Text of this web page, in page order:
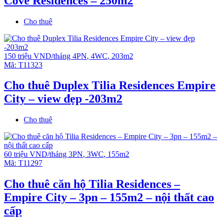
Cho thuê
150 triệu VND/tháng 4PN, 4WC, 203m2
Mã: T11323
Cho thuê Duplex Tilia Residences Empire
City – view đẹp -203m2
Cho thuê
60 triệu VND/tháng 3PN, 3WC, 155m2
Mã: T11297
Cho thuê căn hộ Tilia Residences –
Empire City – 3pn – 155m2 – nội thất cao
cấp